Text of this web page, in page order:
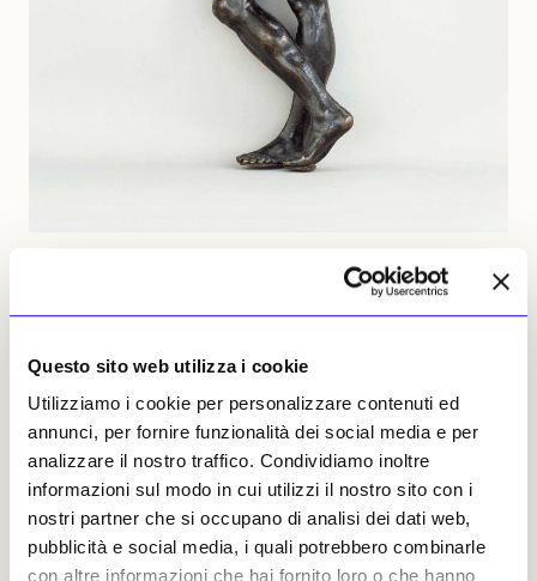
Questo sito web utilizza i cookie
Utilizziamo i cookie per personalizzare contenuti ed
annunci, per fornire funzionalità dei social media e per
analizzare il nostro traffico. Condividiamo inoltre
informazioni sul modo in cui utilizzi il nostro sito con i
nostri partner che si occupano di analisi dei dati web,
pubblicità e social media, i quali potrebbero combinarle
con altre informazioni che hai fornito loro o che hanno
Benvenuto Cellini, «Satiro», circa 1545, bronzo, già nelle collezioni di Windsor
Castle fino al 1875, ora al Getty Museum di Los Angeles. © Royal Collection
Il «Satiro» non è l’unico bronzo rinascimentale
di grande valore nella raccolta. Tra i migliori
vi sono tre busti di eminenze spagnole (Carlo
V, Filippo II e il Duca d’Alba) alti quasi un
metro, di Leone Leoni, varie fusioni precoci ed
eccellenti di invenzioni di Giambologna e due